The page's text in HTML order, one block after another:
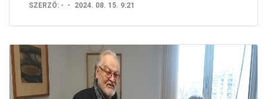
SZERZŐ: - 2024. 08. 15. 9:21